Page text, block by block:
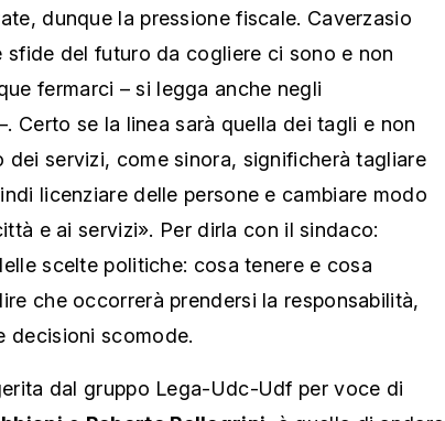
dunque la pressione fiscale. Caverzasio
sfide del futuro da cogliere ci sono e non
fermarci – si legga anche negli
Certo se la linea sarà quella dei tagli e non
dei servizi, come sinora, significherà tagliare
licenziare delle persone e cambiare modo
e ai servizi». Per dirla con il sindaco:
scelte politiche: cosa tenere e cosa
che occorrerà prendersi la responsabilità,
decisioni scomode.
dal gruppo Lega-Udc-Udf per voce di